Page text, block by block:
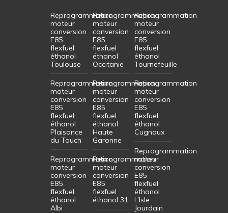
Reprogrammation
moteur
conversion
E85
flexfuel
éthanol
Toulouse
Reprogrammation
moteur
conversion
E85
flexfuel
éthanol
Plaisance
du Touch
Reprogrammation
moteur
conversion
E85
flexfuel
éthanol
Albi
Reprogrammation
moteur
conversion
E85
flexfuel
éthanol
Occitanie
Reprogrammation
moteur
conversion
E85
flexfuel
éthanol
Haute
Garonne
Reprogrammation
moteur
conversion
E85
flexfuel
éthanol 31
Reprogrammation
moteur
conversion
E85
flexfuel
éthanol
Tournefeuille
Reprogrammation
moteur
conversion
E85
flexfuel
éthanol
Cugnaux
Reprogrammation
moteur
conversion
E85
flexfuel
éthanol
L’Isle
Jourdain